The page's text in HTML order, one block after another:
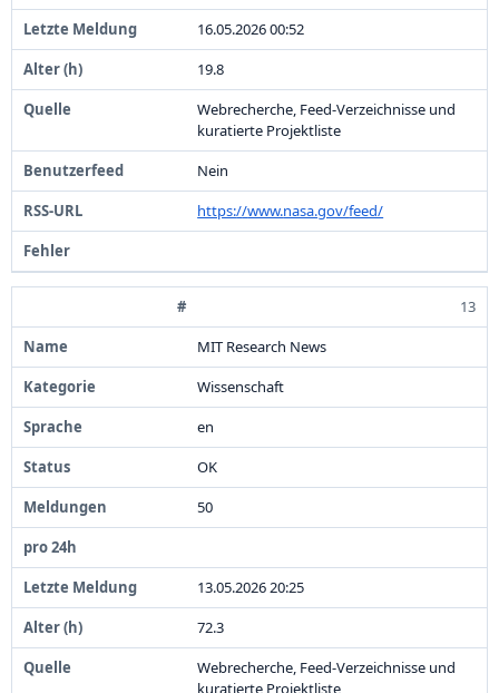
16.05.202600:52
19.8
Webrecherche, Feed-Verzeichnisse und
kuratierte Projektliste
Nein
https://www.nasa.gov/feed/
13
MIT Research News
Wissenschaft
en
OK
50
13.05.202620:25
72.3
Webrecherche, Feed-Verzeichnisse und
kuratierte Projektliste